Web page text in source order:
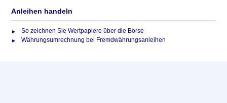
Anleihen handeln
So zeichnen Sie Wertpapiere über die Börse
Währungsumrechnung bei Fremdwährungsanleihen